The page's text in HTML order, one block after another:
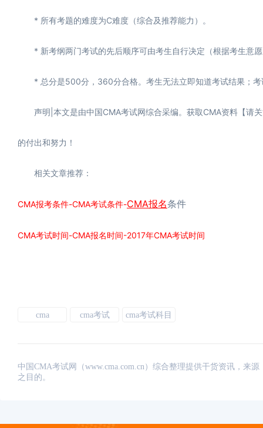
* 所有考题的难度为C难度（综合及推荐能力）。
* 新考纲两门考试的先后顺序可由考生自行决定（根据考生意愿
* 总分是500分，360分合格。考生无法立即知道考试结果；考
声明|本文是由中国CMA考试网综合采编。获取CMA资料【请
的付出和努力！
相关文章推荐：
CMA报考条件-CMA考试条件-CMA报名条件
CMA考试时间-CMA报名时间-2017年CMA考试时间
cma cma考试 cma考试科目
中国CMA考试网（www.cma.com.cn）综合整理提供干货资讯，来
之目的。